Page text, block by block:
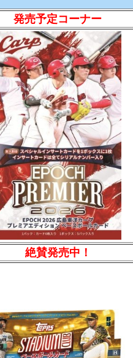
発売予定コーナー
絶賛発売中！